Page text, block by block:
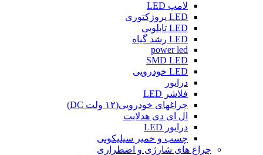
لامپ LED
LED پروژکتوری
LED تابلویی
LED رشد گیاه
power led
SMD LED
LED خودرویی
درایور
فلاشر LED
چراغهای خودرویی(۱۲ ولت DC)
ال ای دی هدلایت
درایور LED
چسب و خمیر سیلیکونی
چراغ های شارژی و اضطراری